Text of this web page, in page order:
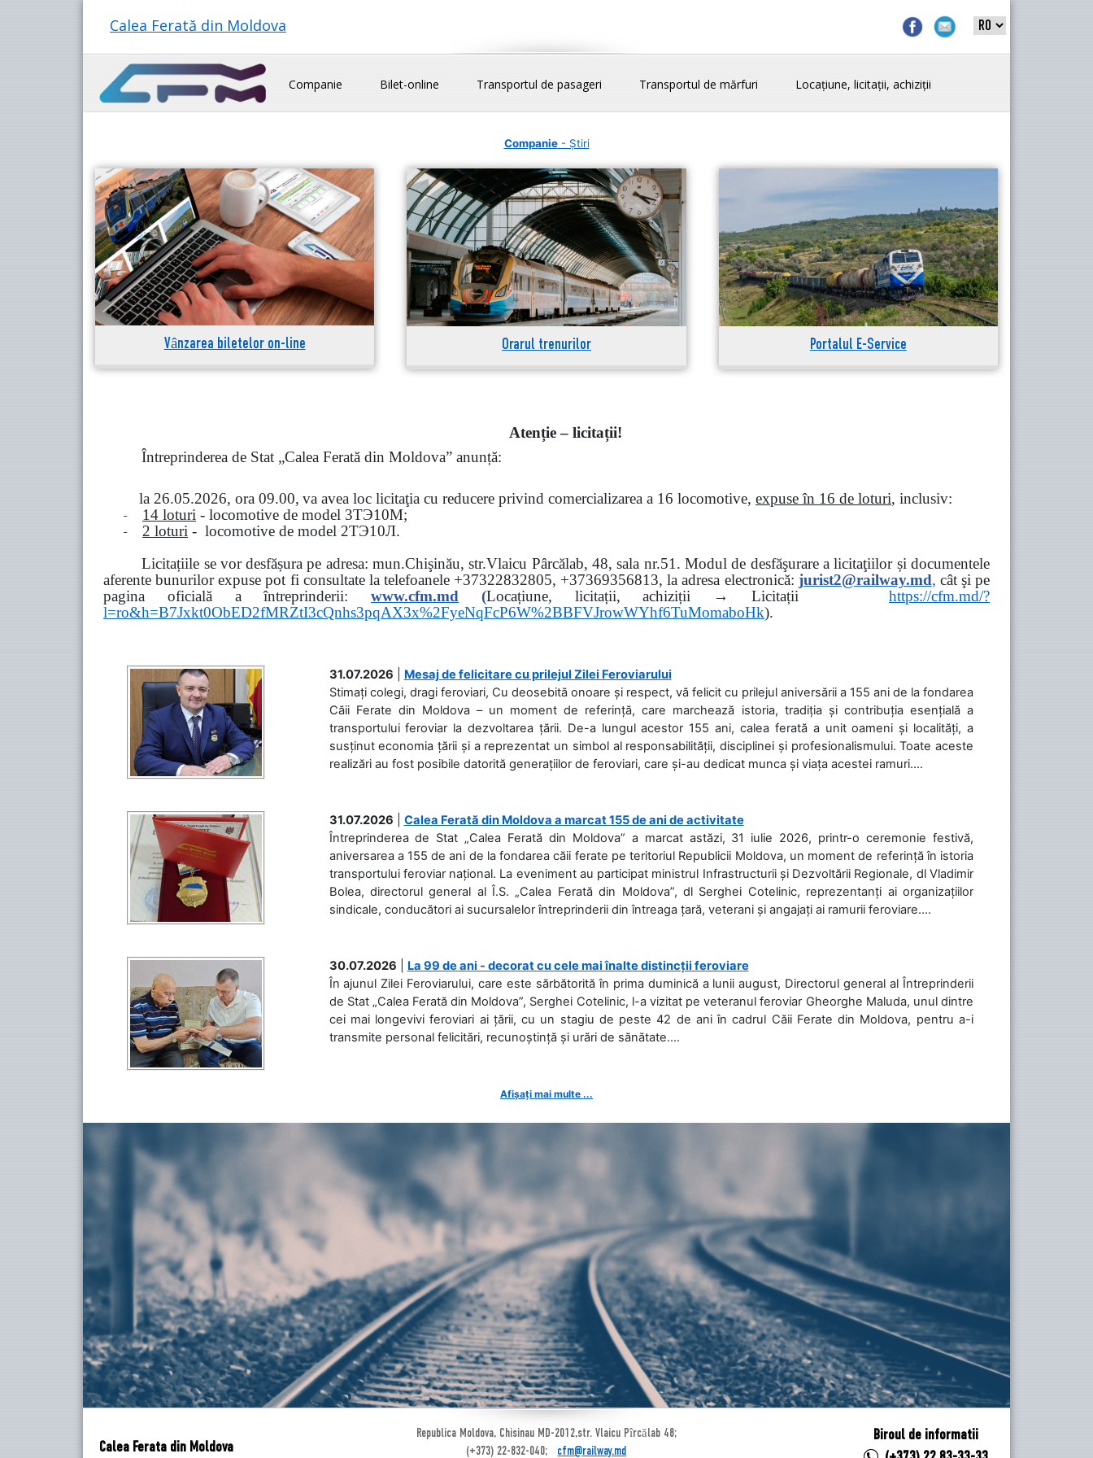
Calea Ferată din Moldova
Companie Bilet-online Transportul de pasageri Transportul de mărfuri Locațiune, licitații, achiziții
Companie- Știri
Vânzarea biletelor on-line Orarul trenurilor Portalul E-Service
Atenție – licitații!
Întreprinderea de Stat „Calea Ferată din Moldova” anunță:
la 26.05.2026, ora 09.00, va avea loc licitaţia cu reducere privind comercializarea a 16 locomotive, expuse în 16 de loturi, inclusiv:
- 14 loturi - locomotive de model 3ТЭ10М;
- 2 loturi - locomotive de model 2ТЭ10Л.
Licitațiile se vor desfășura pe adresa: mun.Chişinău, str.Vlaicu Pârcălab, 48, sala nr.51.Modul de desfăşurare a licitaţiilor și documentele
aferente bunurilor expuse pot fi consultate la telefoanele +37322832805, +37369356813, la adresa electronică: jurist2@railway.md, cât şi pe
pagina oficială a întreprinderii:
www.cfm.md (Locațiune, licitații, achiziții → Licitațiihttps://cfm.md/?
l=ro&h=B7Jxkt0ObED2fMRZtI3cQnhs3pqAX3x%2FyeNqFcP6W%2BBFVJrowWYhf6TuMomaboHk).
31.07.2026
Mesaj de felicitare cu prilejul Zilei Feroviarului
Stimați colegi, dragi feroviari, Cu deosebită onoare și respect, vă felicit cu prilejul aniversării a 155 ani de la fondarea
Căii Ferate din Moldova – un moment de referință, care marchează istoria, tradiția și contribuția esențială a
transportului feroviar la dezvoltarea țării. De-a lungul acestor 155 ani, calea ferată a unit oameni și localități, a
susținut economia țării și a reprezentat un simbol al responsabilității, disciplinei și profesionalismului. Toate aceste
realizări au fost posibile datorită generațiilor de feroviari, care și-au dedicat munca și viața acestei ramuri....
31.07.2026
Calea Ferată din Moldova a marcat 155 de ani de activitate
Întreprinderea de Stat „Calea Ferată din Moldova” a marcat astăzi, 31 iulie 2026, printr-o ceremonie festivă,
aniversarea a 155 de ani de la fondarea căii ferate pe teritoriul Republicii Moldova, un moment de referință în istoria
transportului feroviar național. La eveniment au participat ministrul Infrastructurii și Dezvoltării Regionale, dl Vladimir
Bolea, directorul general al Î.S. „Calea Ferată din Moldova”, dl Serghei Cotelinic, reprezentanți ai organizațiilor
sindicale, conducători ai sucursalelor întreprinderii din întreaga țară, veterani și angajați ai ramurii feroviare....
30.07.2026
La 99 de ani - decorat cu cele mai înalte distincții feroviare
În ajunul Zilei Feroviarului, care este sărbătorită în prima duminică a lunii august, Directorul general al Întreprinderii
de Stat „Calea Ferată din Moldova”, Serghei Cotelinic, l-a vizitat pe veteranul feroviar Gheorghe Maluda, unul dintre
cei mai longevivi feroviari ai țării, cu un stagiu de peste 42 de ani în cadrul Căii Ferate din Moldova, pentru a-i
transmite personal felicitări, recunoștință și urări de sănătate....
Afișați mai multe ...
Calea Ferata din Moldova
Republica Moldova, Chisinau MD-2012,str. Vlaicu Pîrcălab 48;
(+373) 22-832-040; cfm@railway.md
Biroul de informatii